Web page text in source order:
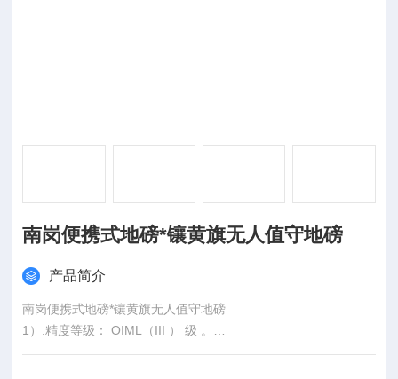
南岗便携式地磅*镶黄旗无人值守地磅
产品简介
南岗便携式地磅*镶黄旗无人值守地磅
1）.精度等级： OIML（III ） 级 。
2）.额定称量： 2t